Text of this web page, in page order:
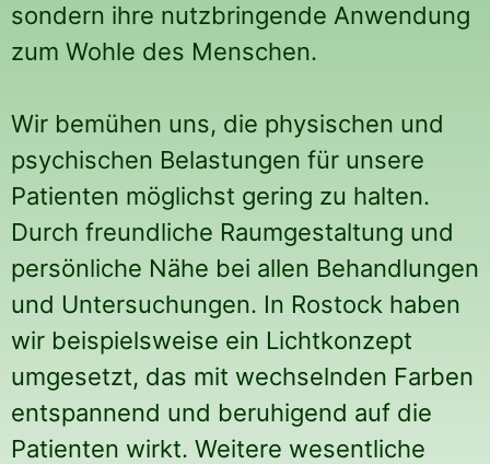
sondern ihre nutzbringende Anwendung
zum Wohle des Menschen.
Wir bemühen uns, die physischen und
psychischen Belastungen für unsere
Patienten möglichst gering zu halten.
Durch freundliche Raumgestaltung und
persönliche Nähe bei allen Behandlungen
und Untersuchungen. In Rostock haben
wir beispielsweise ein Lichtkonzept
umgesetzt, das mit wechselnden Farben
entspannend und beruhigend auf die
Patienten wirkt. Weitere wesentliche